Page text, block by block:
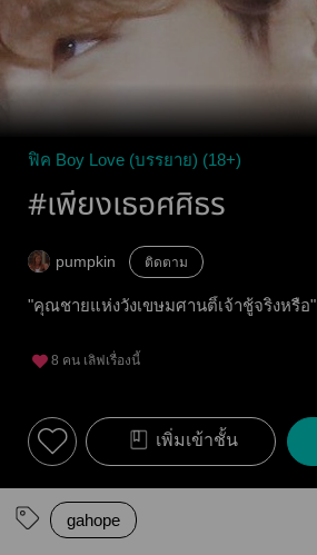
ฟิค Boy Love (บรรยาย) (18+)
#เพียงเธอศศิธร
pumpkin ติดตาม
"คุณชายแห่งวังเขษมศานติ์้เจ้าชู้จริงหรือ"
8 คน เลิฟเรื่องนี้
เพิ่มเข้าชั้น
gahope